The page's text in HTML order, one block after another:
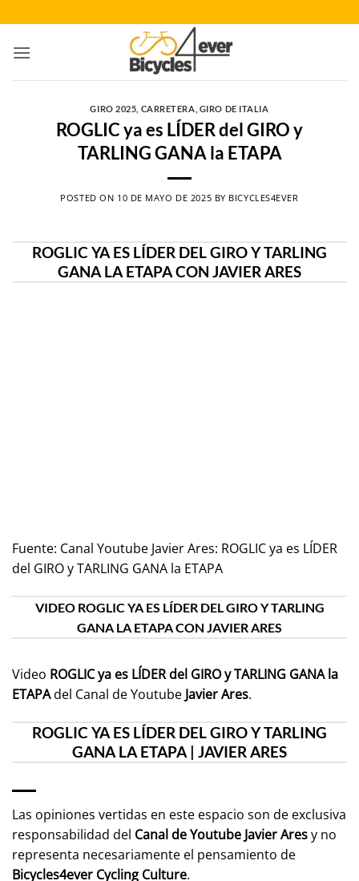
al
contenido
GIRO 2025 CARRETERA GIRO DE ITALIA
ROGLIC ya es LÍDER del GIRO y
TARLING GANA la ETAPA
POSTED ON 10 DE MAYO DE 2025 BY BICYCLES4EVER
ROGLIC YA ES LÍDER DEL GIRO Y TARLING
GANA LA ETAPA CON JAVIER ARES
Fuente: Canal Youtube Javier Ares: ROGLIC ya es LÍDER
del GIRO y TARLING GANA la ETAPA
VIDEO ROGLIC YA ES LÍDER DEL GIRO Y TARLING
GANA LA ETAPA CON JAVIER ARES
Video ROGLIC ya es LÍDER del GIRO y TARLING GANA la
ETAPAdel Canal de Youtube Javier Ares.
ROGLIC YA ES LÍDER DEL GIRO Y TARLING
GANA LA ETAPA | JAVIER ARES
Las opiniones vertidas en este espacio son de exclusiva
responsabilidad del Canal de Youtube Javier Aresy no
representa necesariamente el pensamiento de
Bicycles4ever Cycling Culture.